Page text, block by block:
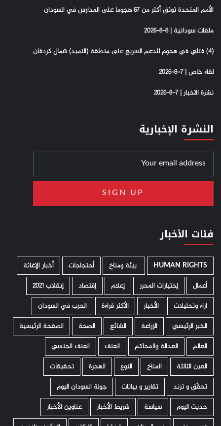
الأمم المتحدة توثق أكثر من 67 هجوما على المدارس في السودان
ملفات سودانية | 8-8-2026
(4) فتلي في هجوم للدعم السريع على منطقة (التميد) شمال كردفان
لقاء خاص | 7-8-2026
نشرة الاخبار | 7-8-2026
النشرة الإخبارية
فئات الأخبار
HUMAN RIGHTS ­ بيئة ومناخ أحتجاجات
أخبار الإغاثة
أعمال
إختيارات المحرر إعلام إقتصاد
إنقلاب 2021
اراء وتحليلات
الأخبار الأكثر قراءة
الحرب في السودان
الخبر الرئيسي
الزراعة الشائع الصحة
الصفحة الرئيسية
العالم
العدالة والمحاكم العنف
العنف الجنسي
العين الثالثة
المناخ النوع الهجرة
تحقيقات
تحقّق و ترند
تقارير و بيانات
جولة السودان اليوم
حديث اليوم
سياسة شريط الأخبار
عناوين الأخبار